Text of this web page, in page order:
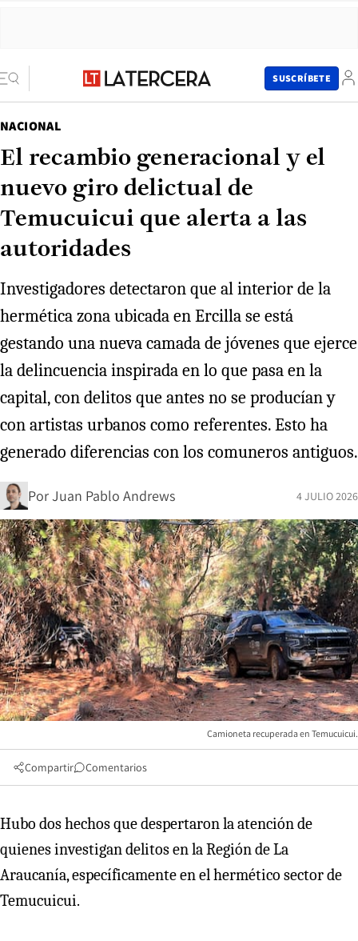
SUSCRÍBETE
NACIONAL
El recambio generacional y el
nuevo giro delictual de
Temucuicui que alerta a las
autoridades
Investigadores detectaron que al interior de la
hermética zona ubicada en Ercilla se está
gestando una nueva camada de jóvenes que ejerce
la delincuencia inspirada en lo que pasa en la
capital, con delitos que antes no se producían y
con artistas urbanos como referentes. Esto ha
generado diferencias con los comuneros antiguos.
PorJuan Pablo Andrews 4 JULIO 2026
Camioneta recuperada en Temucuicui.
Compartir Comentarios
Hubo dos hechos que despertaron la atención de
quienes investigan delitos en la Región de La
Araucanía, específicamente en el hermético sector de
Temucuicui.